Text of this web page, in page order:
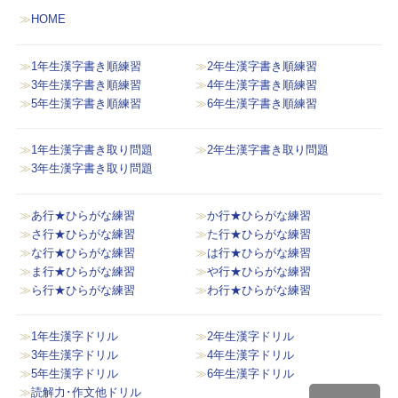
HOME
1年生漢字書き順練習
2年生漢字書き順練習
3年生漢字書き順練習
4年生漢字書き順練習
5年生漢字書き順練習
6年生漢字書き順練習
1年生漢字書き取り問題
2年生漢字書き取り問題
3年生漢字書き取り問題
あ行★ひらがな練習
か行★ひらがな練習
さ行★ひらがな練習
た行★ひらがな練習
な行★ひらがな練習
は行★ひらがな練習
ま行★ひらがな練習
や行★ひらがな練習
ら行★ひらがな練習
わ行★ひらがな練習
1年生漢字ドリル
2年生漢字ドリル
3年生漢字ドリル
4年生漢字ドリル
5年生漢字ドリル
6年生漢字ドリル
読解力･作文他ドリル